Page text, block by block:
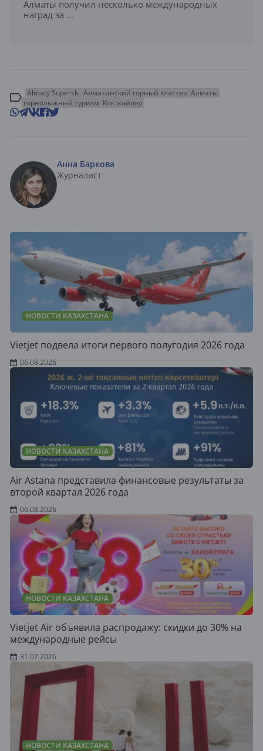
Алматы получил несколько международных
наград за ...
Almaty Superski Алматинский горный кластер Алматы
горнолыжный туризм Кок жайляу
Анна Баркова
Журналист
НОВОСТИ КАЗАХСТАНА
Vietjet подвела итоги первого полугодия 2026 года
06.08.2026
НОВОСТИ КАЗАХСТАНА
Air Astana представила финансовые результаты за
второй квартал 2026 года
06.08.2026
НОВОСТИ КАЗАХСТАНА
Vietjet Air объявила распродажу: скидки до 30% на
международные рейсы
31.07.2026
НОВОСТИ КАЗАХСТАНА